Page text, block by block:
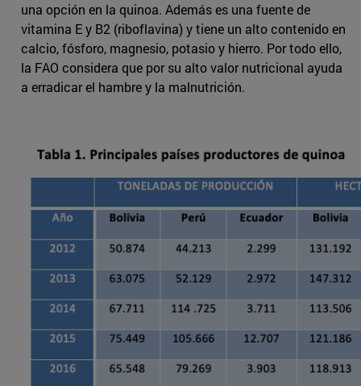
una opción en la quinoa. Además es una fuente de
vitamina E y B2 (riboflavina) y tiene un alto contenido en
calcio, fósforo, magnesio, potasio y hierro. Por todo ello,
la FAO considera que por su alto valor nutricional ayuda
a erradicar el hambre y la malnutrición.